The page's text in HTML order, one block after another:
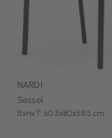
NARDI
Sessel
BxHxT: 60.5x80x58.5 cm